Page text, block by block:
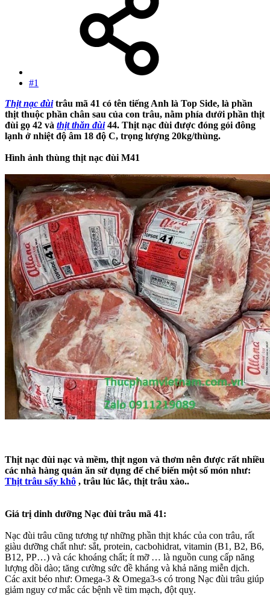
#1
Thịt nạc đùitrâu mã 41 có tên tiếng Anh là Top Side, là phần
thịt thuộc phần chân sau của con trâu, nằm phía dưới phần thịt
đùi gọ 42 và thịt thăn đùi44. Thịt nạc đùi được đóng gói đông
lạnh ở nhiệt độ âm 18 độ C, trọng lượng 20kg/thùng.
Hình ảnh thùng thịt nạc đùi M41
Thịt nạc đùi nạc và mềm, thịt ngon và thơm nên được rất nhiều
các nhà hàng quán ăn sử dụng để chế biến một số món như:
Thịt trâu sấy khô , trâu lúc lắc, thịt trâu xào..
Giá trị dinh dưỡng Nạc đùi trâu mã 41:
Nạc đùi trâu cũng tương tự những phần thịt khác của con trâu, rất
giàu dưỡng chất như: sắt, protein, cacbohidrat, vitamin (B1, B2, B6,
B12, PP…) và các khoáng chất; ít mỡ … là nguồn cung cấp năng
lượng dồi dào; tăng cường sức đề kháng và khả năng miễn dịch.
Các axit béo như: Omega-3 & Omega3-s có trong Nạc đùi trâu giúp
giảm nguy cơ mắc các bệnh về tim mạch, đột quỵ.